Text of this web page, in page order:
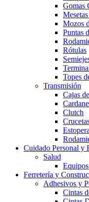
Gomas
Mozos
Puntas
Rótulas
Topes
Transmisión
Cajas
Clutch
Cuidado Personal y
Salud
Ferretería y
Adhesivos y
Cintas